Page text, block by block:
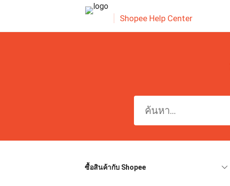
Shopee Help Center
ซื้อสินค้ากับ Shopee